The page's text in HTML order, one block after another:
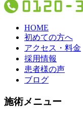
HOME
初めての方へ
アクセス・料金
採用情報
患者様の声
ブログ
施術メニュー